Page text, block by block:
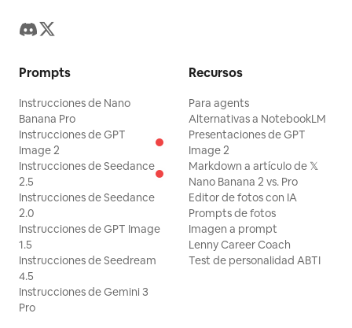
Prompts
Instrucciones de Nano
Banana Pro
Instrucciones de GPT
Image 2
Instrucciones de Seedance
2.5
Instrucciones de Seedance
2.0
Instrucciones de GPT Image
1.5
Instrucciones de Seedream
4.5
Instrucciones de Gemini 3
Pro
Recursos
Para agents
Alternativas a NotebookLM
Presentaciones de GPT
Image 2
Markdown a artículo de 𝕏
Nano Banana 2 vs. Pro
Editor de fotos con IA
Prompts de fotos
Imagen a prompt
Lenny Career Coach
Test de personalidad ABTI